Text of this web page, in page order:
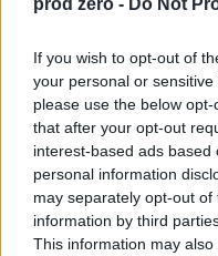
prod zero - Do Not
If you wish to opt-out of
your personal or
please use the below
that after your opt-out
interest-based ads
personal information
may separately opt-out
information by third
This information may
Ranking
pierwszej dziesiątce
Wielka Brytania ma
się na dziewiątym miejscu
magazynu „L'Express”.
ekspertów z 25 krajów. W